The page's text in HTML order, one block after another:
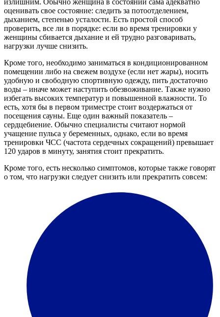
излишним. Обычно женщина в состоянии сама адекватно
оценивать свое состояние: следить за потоотделением,
дыханием, степенью усталости. Есть простой способ
проверить, все ли в порядке: если во время тренировки у
женщины сбивается дыхание и ей трудно разговаривать,
нагрузки лучше снизить.
Кроме того, необходимо заниматься в кондиционированном
помещении либо на свежем воздухе (если нет жары), носить
удобную и свободную спортивную одежду, пить достаточно
воды – иначе может наступить обезвоживание. Также нужно
избегать высоких температур и повышенной влажности. То
есть, хотя бы в первом триместре стоит воздержаться от
посещения сауны. Еще один важный показатель –
сердцебиение. Обычно специалисты считают нормой
учащение пульса у беременных, однако, если во время
тренировки ЧСС (частота сердечных сокращений) превышает
120 ударов в минуту, занятия стоит прекратить.
Кроме того, есть несколько симптомов, которые также говорят
о том, что нагрузки следует снизить или прекратить совсем: